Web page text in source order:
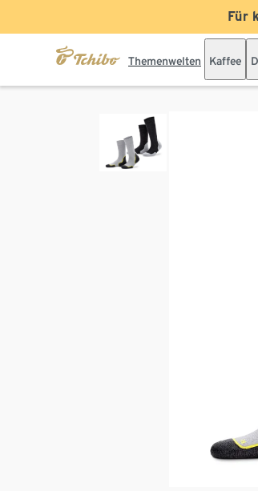
Für
Themenwelten Kaffee